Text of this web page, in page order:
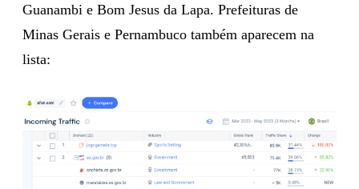
Guanambi e Bom Jesus da Lapa. Prefeituras de
Minas Gerais e Pernambuco também aparecem na
lista: